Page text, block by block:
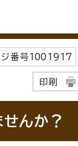
番号1001917
印刷
んか？